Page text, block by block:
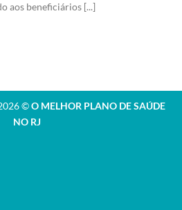
aos beneficiários [...]
©O MELHOR PLANO DE SAÚDE
NO RJ